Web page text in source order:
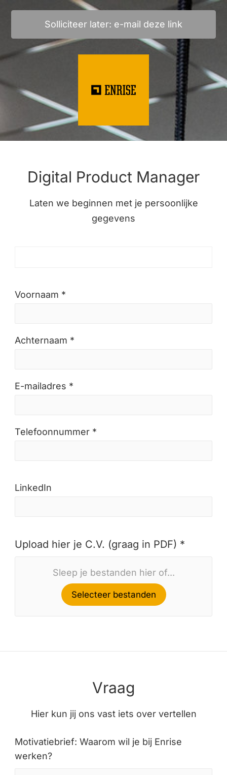
Solliciteer later: e-mail deze link
Digital Product Manager
Laten we beginnen met je persoonlijke
gegevens
Voornaam *
Achternaam *
E-mailadres *
Telefoonnummer *
LinkedIn
Upload hier je C.V. (graag in PDF) *
Sleep je bestanden hier of...
Selecteer bestanden
Vraag
Hier kun jij ons vast iets over vertellen
Motivatiebrief: Waarom wil je bij Enrise
werken?